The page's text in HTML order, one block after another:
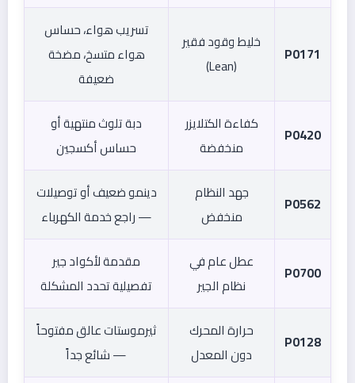
P0171
خليط وقود فقير
(Lean)
تسريب هواء، حساس
هواء متسخ، مضخة
ضعيفة
P0420
كفاءة الكتلايزر
منخفضة
دبة تلوث منتهية أو
حساس أكسجين
P0562
جهد النظام
منخفض
دينمو ضعيف أو توصيلات
— راجع خدمة الكهرباء
P0700
عطل عام في
نظام الجير
مقدمة لأكواد جير
تفصيلية تحدد المشكلة
P0128
حرارة المحرك
دون المعدل
ثيرموستات عالق مفتوحاً
— شائع جداً